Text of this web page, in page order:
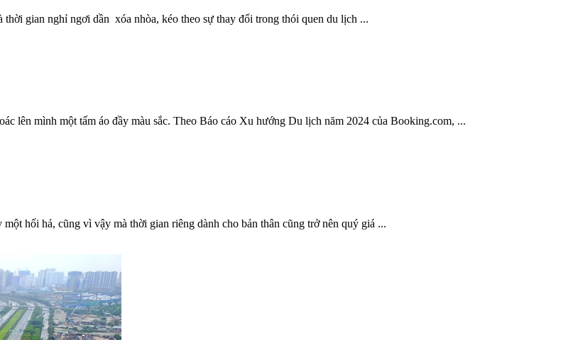
gian nghỉ ngơi dần xóa nhòa, kéo theo sự thay đổi trong thói quen du lịch ...
lên mình một tấm áo đầy màu sắc. Theo Báo cáo Xu hướng Du lịch năm 2024 của Booking.com, ...
hối hả, cũng vì vậy mà thời gian riêng dành cho bản thân cũng trở nên quý giá ...